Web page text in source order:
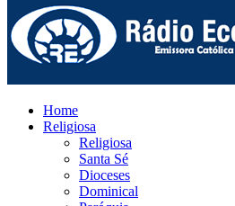
Home
Religiosa
Religiosa
Santa Sé
Dioceses
Dominical